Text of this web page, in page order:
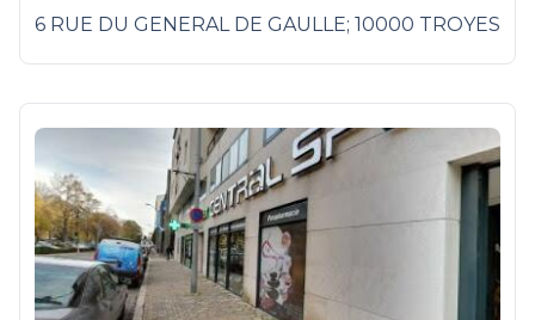
6 RUE DU GENERAL DE GAULLE; 10000 TROYES